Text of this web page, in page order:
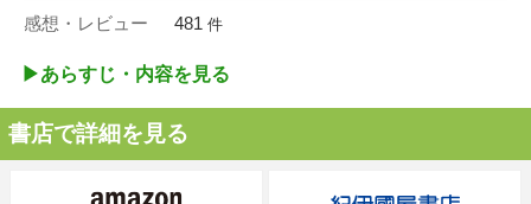
感想・レビュー 481 件
▶︎あらすじ・内容を見る
書店で詳細を見る